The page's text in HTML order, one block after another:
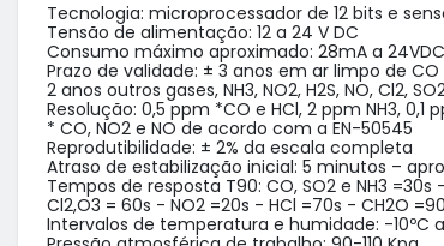
Tecnologia: microprocessador de 12 bits e
Tensão de alimentação: 12 a 24 V DC
Consumo máximo aproximado: 28mA a
Prazo de validade: ± 3 anos em ar limpo de CO
2 anos outros gases, NH3, NO2, H2S, NO, Cl2,
Resolução: 0,5 ppm *CO e HCl, 2 ppm NH3, 0,1
* CO, NO2 e NO de acordo com a EN-50545
Reprodutibilidade: ± 2% da escala completa
Atraso de estabilização inicial: 5 minutos –
Tempos de resposta T90: CO, SO2 e NH3 =30s
Cl2,O3 = 60s - NO2 =20s - HCl =70s - CH2O
Intervalos de temperatura e humidade: -10ºC